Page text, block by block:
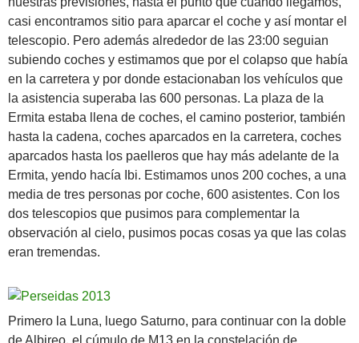
casi encontramos sitio para aparcar el coche y así montar el
telescopio. Pero además alrededor de las 23:00 seguian
subiendo coches y estimamos que por el colapso que había
en la carretera y por donde estacionaban los vehículos que
la asistencia superaba las 600 personas. La plaza de la
Ermita estaba llena de coches, el camino posterior, también
hasta la cadena, coches aparcados en la carretera, coches
aparcados hasta los paelleros que hay más adelante de la
Ermita, yendo hacía Ibi. Estimamos unos 200 coches, a una
media de tres personas por coche, 600 asistentes. Con los
dos telescopios que pusimos para complementar la
observación al cielo, pusimos pocas cosas ya que las colas
eran tremendas.
Primero la Luna, luego Saturno, para continuar con la doble